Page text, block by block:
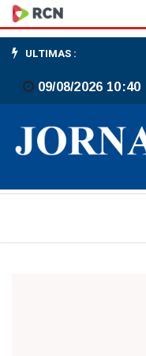
Gaspar
tem
um
caso
confirmado
de
ULTIMAS :
09/08/2026 10:40